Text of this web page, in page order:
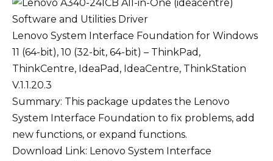
Lenovo System Interface Foundation for Windows
11 (64-bit), 10 (32-bit, 64-bit) – ThinkPad,
ThinkCentre, IdeaPad, IdeaCentre, ThinkStation
V.1.1.20.3
Summary: This package updates the Lenovo
System Interface Foundation to fix problems, add
new functions, or expand functions.
Download Link: Lenovo System Interface